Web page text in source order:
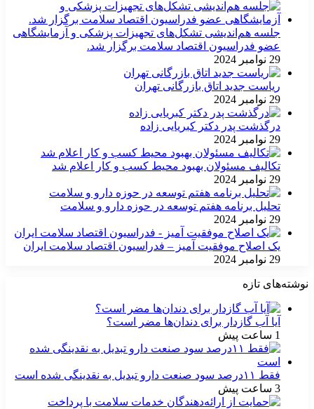
جلسه هم‌اندیشی تشکل‌های تجهیزات پزشکی و آزمایشگاهی
عضو فدراسیون اقتصاد سلامت برگزار شد.
29 نوامبر 2024
ریاست جدید اتاق بازرگانی تهران
29 نوامبر 2024
درگذشت پدر دکتر کبریایی زاده
29 نوامبر 2024
تکالیف مسئولان بهبود محیط کسب و کار اعلام شد
29 نوامبر 2024
تحلیل برنامه هفتم توسعه در حوزه دارو و سلامت
29 نوامبر 2024
یک اصلاح موفقیت آمیز – فدراسیون اقتصاد سلامت ایران
29 نوامبر 2024
نوشته‌های تازه
آیا آب گازدار برای دندان‌ها مضر است؟
1 ساعت پیش
فقط ۱۱‌درصد سود صنعت دارو تبدیل به نقدینگی شده است
3 ساعت پیش